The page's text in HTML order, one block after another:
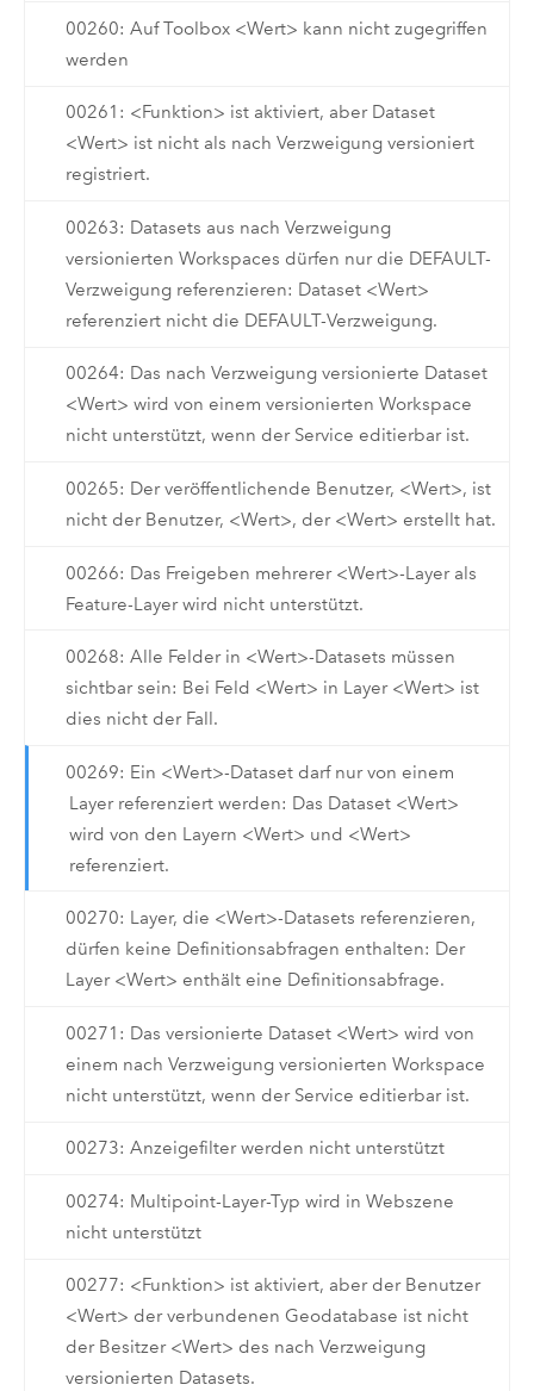
00260: Auf Toolbox <Wert> kann nicht zugegriffen
werden
00261: <Funktion> ist aktiviert, aber Dataset
<Wert> ist nicht als nach Verzweigung versioniert
registriert.
00263: Datasets aus nach Verzweigung
versionierten Workspaces dürfen nur die DEFAULT-
Verzweigung referenzieren: Dataset <Wert>
referenziert nicht die DEFAULT-Verzweigung.
00264: Das nach Verzweigung versionierte Dataset
<Wert> wird von einem versionierten Workspace
nicht unterstützt, wenn der Service editierbar ist.
00265: Der veröffentlichende Benutzer, <Wert>, ist
nicht der Benutzer, <Wert>, der <Wert> erstellt hat.
00266: Das Freigeben mehrerer <Wert>-Layer als
Feature-Layer wird nicht unterstützt.
00268: Alle Felder in <Wert>-Datasets müssen
sichtbar sein: Bei Feld <Wert> in Layer <Wert> ist
dies nicht der Fall.
00269: Ein <Wert>-Dataset darf nur von einem
Layer referenziert werden: Das Dataset <Wert>
wird von den Layern <Wert> und <Wert>
referenziert.
00270: Layer, die <Wert>-Datasets referenzieren,
dürfen keine Definitionsabfragen enthalten: Der
Layer <Wert> enthält eine Definitionsabfrage.
00271: Das versionierte Dataset <Wert> wird von
einem nach Verzweigung versionierten Workspace
nicht unterstützt, wenn der Service editierbar ist.
00273: Anzeigefilter werden nicht unterstützt
00274: Multipoint-Layer-Typ wird in Webszene
nicht unterstützt
00277: <Funktion> ist aktiviert, aber der Benutzer
<Wert> der verbundenen Geodatabase ist nicht
der Besitzer <Wert> des nach Verzweigung
versionierten Datasets.